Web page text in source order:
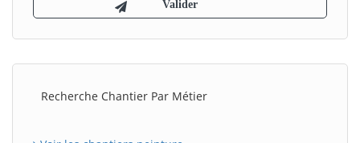
Recherche Chantier Par Métier